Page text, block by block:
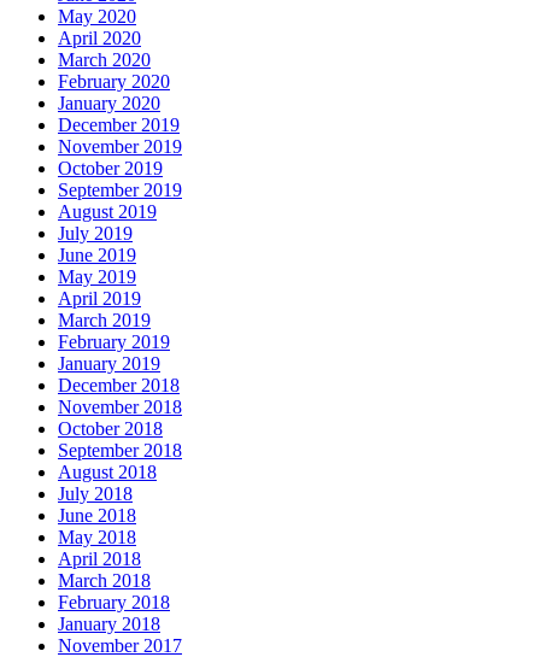
May 2020
April 2020
March 2020
February 2020
January 2020
December 2019
November 2019
October 2019
September 2019
August 2019
July 2019
June 2019
May 2019
April 2019
March 2019
February 2019
January 2019
December 2018
November 2018
October 2018
September 2018
August 2018
July 2018
June 2018
May 2018
April 2018
March 2018
February 2018
January 2018
November 2017